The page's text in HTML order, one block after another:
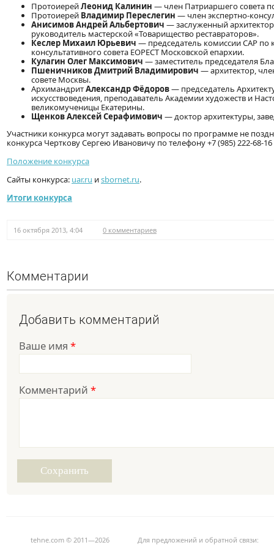
ПротоиерейЛеонид Калинин — член Патриаршего совета
Протоиерей Владимир Переслегин — член экспертно-
Анисимов Андрей Альбертович — заслуженный
руководитель мастерской «Товарищество реставраторов».
Кеслер Михаил Юрьевич — председатель комиссии САР по
консультативного совета ЕОРЕСТ Московской епархии.
Кулагин Олег Максимович — заместитель председателя
Пшеничников Дмитрий Владимирович — архитектор,
совете Москвы.
АрхимандритАлександр Фёдоров— председатель
искусствоведения, преподаватель Академии художеств и
великомученицы Екатерины.
Щенков Алексей Серафимович — доктор архитектуры,
Участники конкурса могут задавать вопросы по программе не
конкурса Черткову Сергею Ивановичу по телефону +7 (985) 222-68-
Положение конкурса
Сайты конкурса: uar.ru иsbornet.ru.
Итоги конкурса
16 октября 2013, 4:04 0 комментариев
Комментарии
Добавить комментарий
Ваше имя *
Комментарий *
tehne.com © 2011—2026
Для предложений и обратной связи: